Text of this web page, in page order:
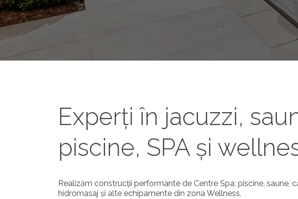
Experți în jacuzzi,
piscine, SPA și
Realizăm construcții performante de Centre Spa: piscine, saune,
hidromasaj și alte echipamente din zona Wellness.